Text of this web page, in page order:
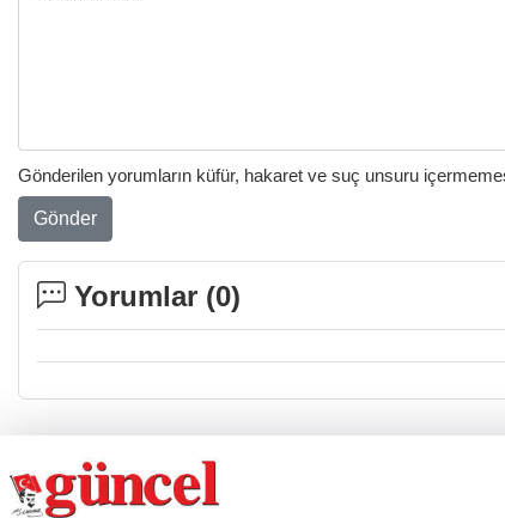
Gönderilen yorumların küfür, hakaret ve suç unsuru
Gönder
Yorumlar (0)